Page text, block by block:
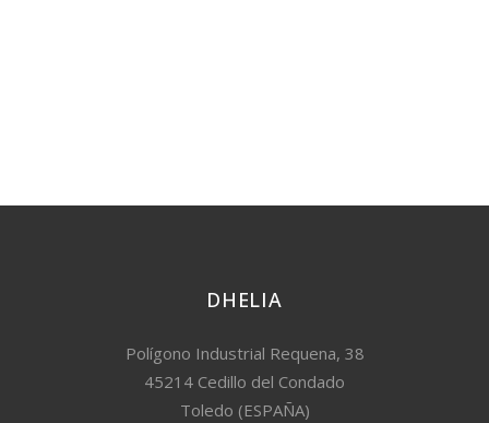
DHELIA
Polígono Industrial Requena, 38
45214 Cedillo del Condado
Toledo (ESPAÑA)